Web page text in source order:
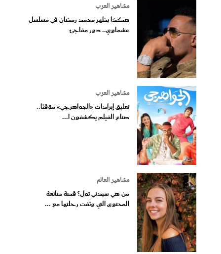
مشاهير العرب
هكذا يظهر محمد رمضان في مسلسل
عشماوي.. دور مفاجئ
مشاهير العرب
تعليق إيرادات «الجواهرجي» مؤقتًا..
صناع الفيلم يكشفون ا...
مشاهير العالم
من هي سيدني تول؟ قصة صانعة
المحتوى التي وثقت رحلتها مع ...